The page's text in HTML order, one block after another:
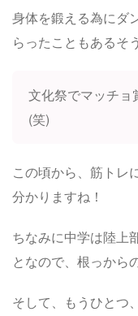
身体を鍛える為にダ
らったこともあるそ
文化祭でマッチョ
(笑)
この頃から、筋トレ
分かりますね！
ちなみに中学は陸上
となので、根っから
そして、もうひとつ